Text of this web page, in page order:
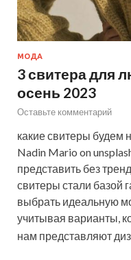
МОДА
3 свитера для
осень 2023
Оставьте комментарий
какие свитеры будем
Nadin Mario on
представить без
свитеры стали базой
выбрать идеальную
учитывая варианты,
нам представляют